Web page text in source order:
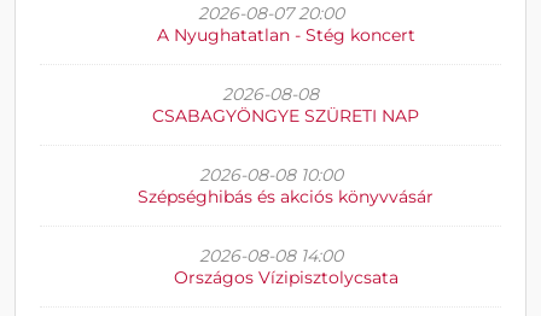
2026-08-07 20:00
A Nyughatatlan - Stég koncert
2026-08-08
CSABAGYÖNGYE SZÜRETI NAP
2026-08-08 10:00
Szépséghibás és akciós könyvvásár
2026-08-08 14:00
Országos Vízipisztolycsata